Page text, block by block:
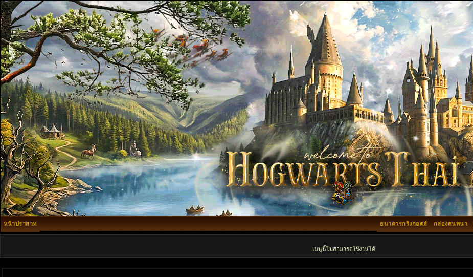
หน้าปราสาท กล่องสนทนา
ธนาคารกริงกอตส์
เมนูนี้ไม่สามารถใช้งานได้